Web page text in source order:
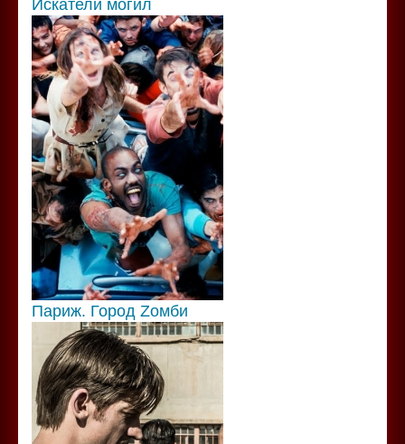
Искатели могил
Париж. Город Zомби